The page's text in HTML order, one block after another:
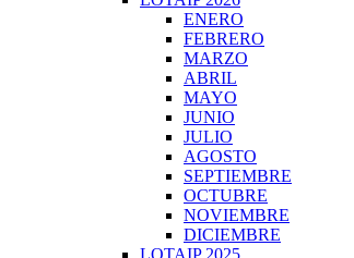
ENERO
FEBRERO
MARZO
ABRIL
MAYO
JUNIO
JULIO
AGOSTO
SEPTIEMBRE
OCTUBRE
NOVIEMBRE
DICIEMBRE
LOTAIP 2025